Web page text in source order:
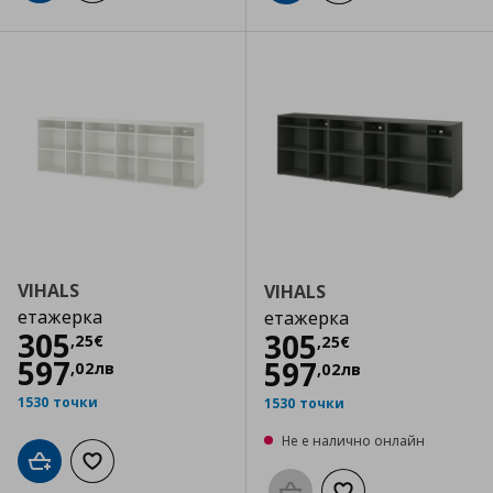
VIHALS
етажерка
305,25€
Цена
597,02лв
1530 точки
Добави в кошницата
Добави към списъка с любими
VIHALS
етажерка
305,25€
Цена
597,02лв
1530 точки
Не е налично онлайн